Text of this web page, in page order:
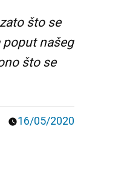
što se
našeg
što se
16/05/2020